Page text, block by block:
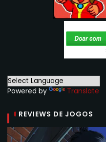
Powered by Translate
REVIEWS DE JOGOS